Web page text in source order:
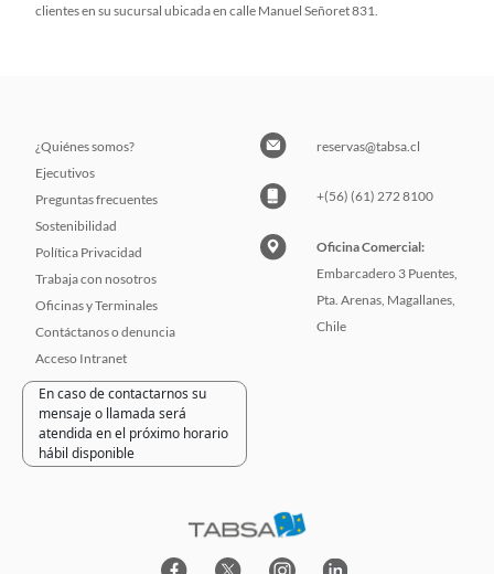
clientes en su sucursal ubicada en calle Manuel Señoret 831.
¿Quiénes somos?
Ejecutivos
Preguntas frecuentes
Sostenibilidad
Política Privacidad
Trabaja con nosotros
Oficinas y Terminales
Contáctanos o denuncia
Acceso Intranet
En caso de contactarnos su
mensaje o llamada será
atendida en el próximo horario
hábil disponible
reservas@tabsa.cl
+(56) (61) 272 8100
Oficina Comercial:
Embarcadero 3 Puentes,
Pta. Arenas, Magallanes,
Chile